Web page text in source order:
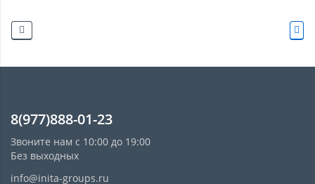
8(977)888-01-23
Звоните нам с 10:00 до 19:00
Без выходных
info@inita-groups.ru